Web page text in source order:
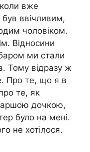
вже
був ввічливим,
чоловіком.
Відносини
ми стали
Тому відразу ж
Про те, що я в
те, як
дочкою,
було на мені.
не хотілося.